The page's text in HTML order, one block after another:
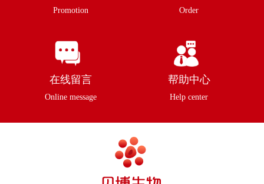
Promotion Order
在线留言
Online message
帮助中心
Help center